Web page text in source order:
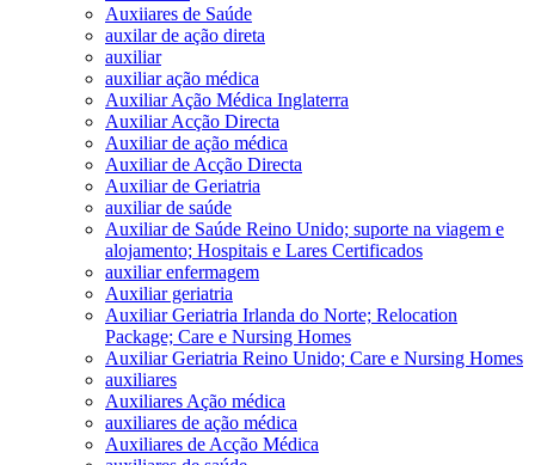
Auxiiares de Saúde
auxilar de ação direta
auxiliar
auxiliar ação médica
Auxiliar Ação Médica Inglaterra
Auxiliar Acção Directa
Auxiliar de ação médica
Auxiliar de Acção Directa
Auxiliar de Geriatria
auxiliar de saúde
Auxiliar de Saúde Reino Unido; suporte na viagem e
alojamento; Hospitais e Lares Certificados
auxiliar enfermagem
Auxiliar geriatria
Auxiliar Geriatria Irlanda do Norte; Relocation
Package; Care e Nursing Homes
Auxiliar Geriatria Reino Unido; Care e Nursing Homes
auxiliares
Auxiliares Ação médica
auxiliares de ação médica
Auxiliares de Acção Médica